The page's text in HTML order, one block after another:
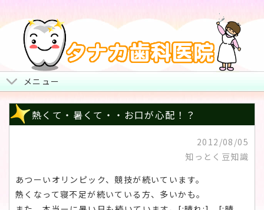
メニュー
トップページ
治療について
熱くて・暑くて・・お口が心配！？
2012/08/05
知っとく豆知識
あつーいオリンピック、競技が続いています。
熱くなって寝不足が続いている方、多いかも。